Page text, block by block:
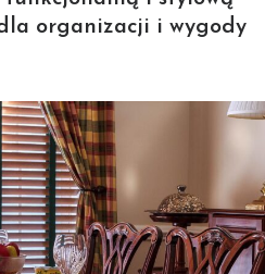
organizacji i wygody